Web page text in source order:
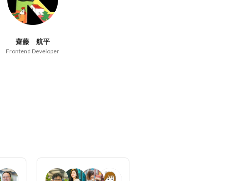
齋藤 航平
Frontend Developer